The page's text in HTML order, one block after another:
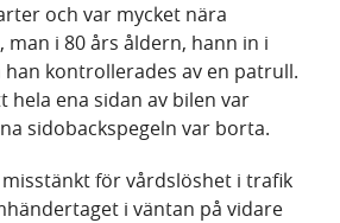
och var mycket nära
i 80 års åldern, hann in i
kontrollerades av en patrull.
hela ena sidan av bilen var
sidobackspegeln var borta.
för vårdslöshet i trafik
i väntan på vidare